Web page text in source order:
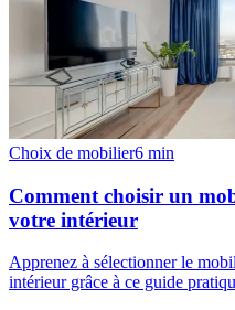
Choix de mobilier6 min
Comment choisir un
votre intérieur
Apprenez à sélectionner le
intérieur grâce à ce guide